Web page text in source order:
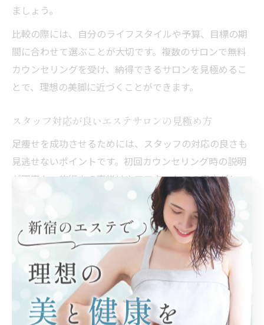
ましょう。
比較の際には、自分のライフスタイルや予算、目標の期
間に合わせて選ぶことが大切です。複数のサロンで無料
カウンセリングを受け、納得できるサロンを見極めるこ
とで、理想の美脚に近づくことができます。
スタッフ対応が良いエステサロンの見極め方
足痩せを成功させるためには、スタッフの対応の良さも
見逃せないポイントです。初回カウンセリング時の説明
が丁寧か、施術中の声掛けやアフターケアの案内がしっ
かりしているかなどを確認しましょう。
また、口コミや体験談で「スタッフが親身だった」「悩
みに寄り添いながら施術してくれた」といった声が多い
サロンは安心感があります。無理な勧誘がなく、リラッ
クスできる雰囲気作りができているかも大切な要素で
施術の技術力だけでなく、スタッフとの信頼関係が足痩